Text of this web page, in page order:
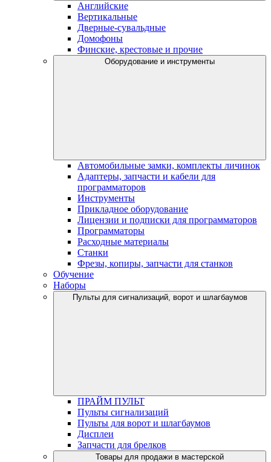
Английские
Вертикальные
Дверные-сувальдные
Домофоны
Финские, крестовые и прочие
Оборудование и инструменты
Автомобильные замки, комплекты личинок
Адаптеры, запчасти и кабели для
программаторов
Инструменты
Прикладное оборудование
Лицензии и подписки для программаторов
Программаторы
Расходные материалы
Станки
Фрезы, копиры, запчасти для станков
Обучение
Наборы
Пульты для сигнализаций, ворот и шлагбаумов
ПРАЙМ ПУЛЬТ
Пульты сигнализаций
Пульты для ворот и шлагбаумов
Дисплеи
Запчасти для брелков
Товары для продажи в мастерской